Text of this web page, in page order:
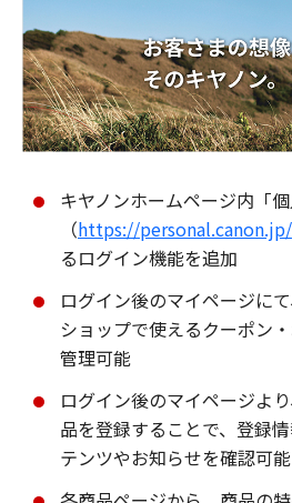
キヤノンホームページ内「
（https://personal.canon.jp/
るログイン機能を追加
ログイン後のマイページに
ショップで使えるクーポン
管理可能
ログイン後のマイページよ
品を登録することで、登録
テンツやお知らせを確認可